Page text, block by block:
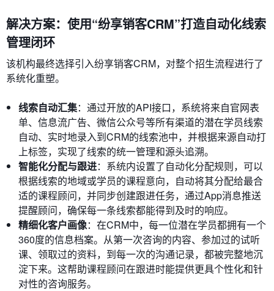
解决方案：使用“纷享销客CRM”打造自动化线索
管理闭环
该机构最终选择引入纷享销客CRM，对整个招生流程进行了
系统化重塑。
线索自动汇集：通过开放的API接口，系统将来自官网表
单、信息流广告、微信公众号等所有渠道的潜在学员线索
自动、实时地录入到CRM的线索池中，并根据来源自动打
上标签，实现了线索的统一管理和源头追溯。
智能化分配与跟进：系统内设置了自动化分配规则，可以
根据线索的地域或学员的课程意向，自动将其分配给最合
适的课程顾问，并同步创建跟进任务，通过App消息推送
提醒顾问，确保每一条线索都能得到及时的响应。
精细化客户画像：在CRM中，每一位潜在学员都拥有一个
360度的信息档案。从第一次咨询的内容、参加过的试听
课、领取过的资料，到每一次的沟通记录，都被完整地沉
淀下来。这帮助课程顾问在跟进时能提供更具个性化和针
对性的咨询服务。